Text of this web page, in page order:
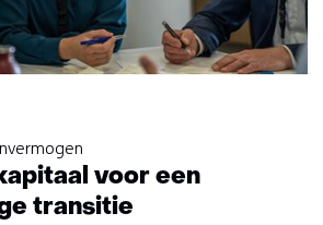
voor een
transitie